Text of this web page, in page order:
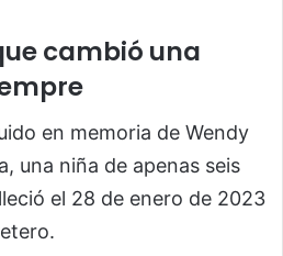
cambió una
en memoria de Wendy
una niña de apenas seis
el 28 de enero de 2023